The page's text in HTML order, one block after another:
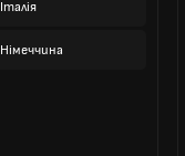
Італія
Німеччина